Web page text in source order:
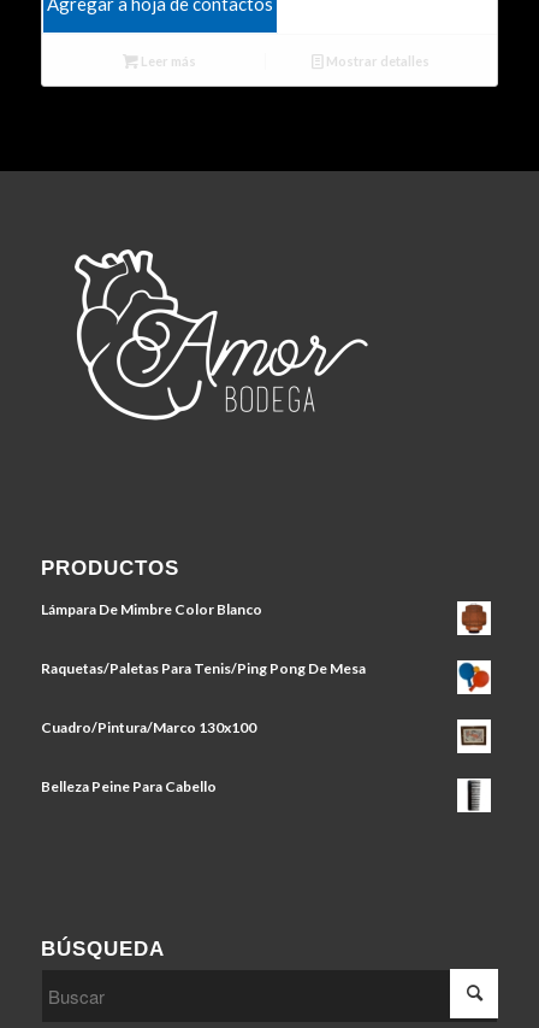
Leer más Mostrar detalles
PRODUCTOS
Lámpara De Mimbre Color Blanco
Raquetas/Paletas Para Tenis/Ping Pong De Mesa
Cuadro/Pintura/Marco 130x100
Belleza Peine Para Cabello
BÚSQUEDA